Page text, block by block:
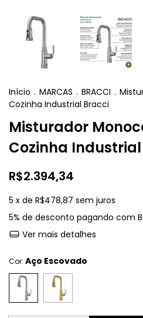
Início . MARCAS . BRACCI .
Cozinha Industrial Bracci
Misturador
Cozinha
R$2.394,34
5 x de R$478,87 sem juros
5% de desconto pagando com
Ver mais detalhes
Cor: Aço Escovado